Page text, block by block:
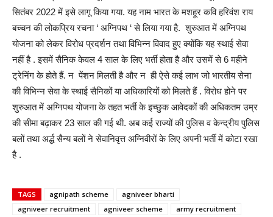
सितंबर 2022 में इसे लागू किया गया. यह नाम भारत के मशहूर कवि हरिवंश राय
बच्चन की लोकप्रिय रचना ‘ अग्निपथ ‘ से लिया गया है. शुरुआत में अग्निपथ
योजना को लेकर विरोध प्रदर्शन तथा विभिन्न विवाद हुए क्योंकि यह स्थाई सेवा
नहीं है . इसमें सैनिक केवल 4 साल के लिए भर्ती होता है और उसमें से 6 महीने
ट्रेनिंग के होते हैं. न पेंशन मिलती है और न ही ऐसे कई लाभ जो भारतीय सेना
की विभिन्न सेवा के स्थाई सैनिकों या अधिकारियों को मिलते हैं . विरोध होने पर
शुरुआत में अग्निपथ योजना के तहत भर्ती के इच्छुक आवेदकों की अधिकतम उम्र
की सीमा बढ़ाकर 23 साल की गई थी. अब कई राज्यों की पुलिस व केन्द्रीय पुलिस
बलों तथा अर्द्ध सैन्य बलों ने सेवानिवृत्त अग्निवीरों के लिए अपनी भर्ती में कोटा रखा
है .
TAGS agnipath scheme
agniveer bharti
agniveer recruitment
agniveer scheme
army recruitment